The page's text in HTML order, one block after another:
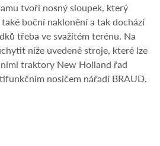
tvoří nosný sloupek, který
boční naklonění a tak dochází
třeba ve svažitém terénu. Na
níže uvedené stroje, které lze
traktory New Holland řad
nosičem nářadí BRAUD.